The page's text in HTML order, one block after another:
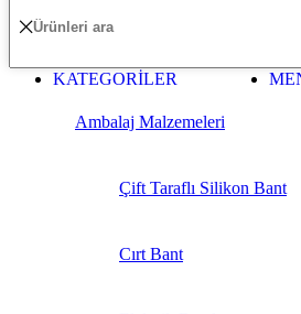
KATEGORİLER
Ambalaj Malzemeleri
Çift Taraflı Silikon Bant
Cırt Bant